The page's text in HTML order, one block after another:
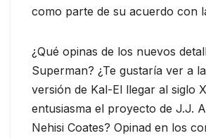
como parte de su acuerdo con
¿Qué opinas de los nuevos
Superman? ¿Te gustaría ver a
versión de Kal-El llegar al siglo
entusiasma el proyecto de J.J.
Nehisi Coates? Opinad en los